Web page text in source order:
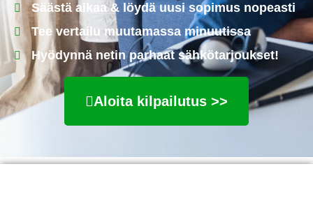
Säästä aikaa & löydä uusi sopimus nopeasti
Tee vertailu muutamassa minuutissa
Hyödynnä netin parhaat sähkötarjoukset!
Aloita kilpailutus >>